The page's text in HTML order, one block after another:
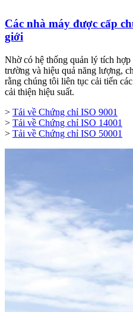
Các nhà máy được cấp
giới
Nhờ có hệ thống quản lý tích
trường và hiệu quả năng lượng,
rằng chúng tôi liên tục cải tiến
cải thiện hiệu suất.
> Tải về Chứng chỉ ISO 9001
> Tải về Chứng chỉ ISO 14001
> Tải về Chứng chỉ ISO 50001